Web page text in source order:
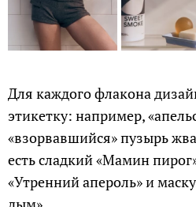
Для каждого флакона
этикетку: например,
«взорвавшийся» пузырь
есть сладкий «Мамин
«Утренний апероль» и